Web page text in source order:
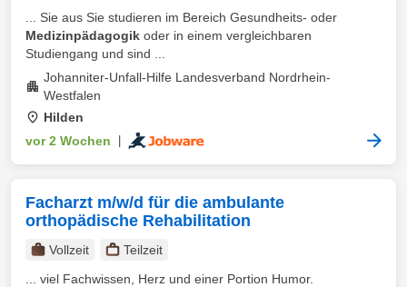
... Sie aus Sie studieren im Bereich Gesundheits- oder
Medizinpädagogik oder in einem vergleichbaren
Studiengang und sind ...
Johanniter-Unfall-Hilfe Landesverband Nordrhein-
Westfalen
Hilden
vor 2 Wochen
Facharzt m/w/d für die ambulante
orthopädische Rehabilitation
Vollzeit
Teilzeit
... viel Fachwissen, Herz und einer Portion Humor.